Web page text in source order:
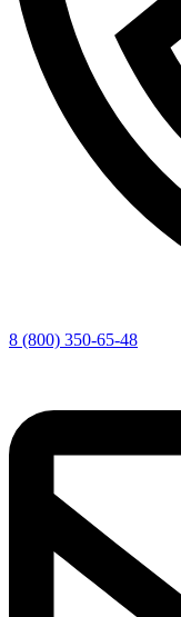
8 (800) 350-65-48